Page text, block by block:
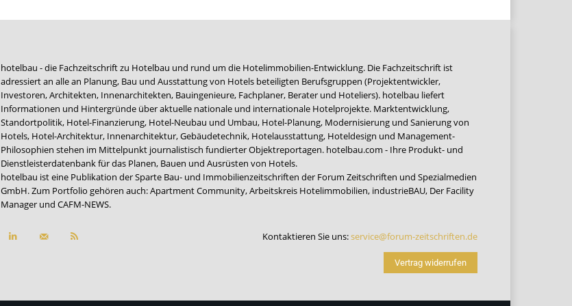
hotelbau - die Fachzeitschrift zu Hotelbau und rund um die Hotelimmobilien-Entwicklung. Die Fachzeitschrift ist
adressiert an alle an Planung, Bau und Ausstattung von Hotels beteiligten Berufsgruppen (Projektentwickler,
Investoren, Architekten, Innenarchitekten, Bauingenieure, Fachplaner, Berater und Hoteliers). hotelbau liefert
Informationen und Hintergründe über aktuelle nationale und internationale Hotelprojekte. Marktentwicklung,
Standortpolitik, Hotel-Finanzierung, Hotel-Neubau und Umbau, Hotel-Planung, Modernisierung und Sanierung von
Hotels, Hotel-Architektur, Innenarchitektur, Gebäudetechnik, Hotelausstattung, Hoteldesign und Management-
Philosophien stehen im Mittelpunkt journalistisch fundierter Objektreportagen. hotelbau.com - Ihre Produkt- und
Dienstleisterdatenbank für das Planen, Bauen und Ausrüsten von Hotels.
hotelbau ist eine Publikation der Sparte Bau- und Immobilienzeitschriften der Forum Zeitschriften und Spezialmedien
GmbH. Zum Portfolio gehören auch:Apartment Community,Arbeitskreis Hotelimmobilien, industrieBAU, Der Facility
Manager und CAFM-NEWS.
Kontaktieren Sie uns:service@forum-zeitschriften.de
Vertrag widerrufen